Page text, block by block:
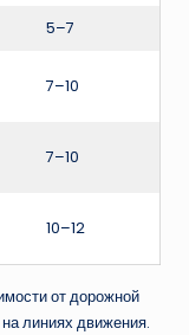
5–7
7–10
7–10
10–12
от дорожной
линиях движения.